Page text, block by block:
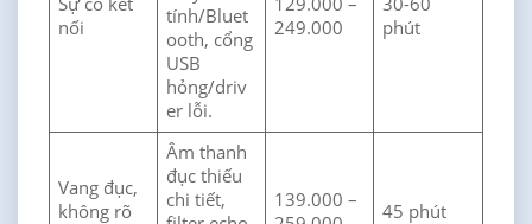
nối
tính/Bluet
ooth, cổng
USB
hỏng/driv
er lỗi.
249.000
phút
Vang đục,
không rõ
Âm thanh
đục thiếu
chi tiết,
139.000 –
45 phút